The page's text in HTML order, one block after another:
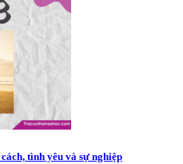
tình yêu và sự nghiệp